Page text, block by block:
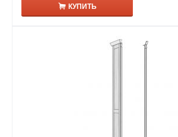
КУПИТЬ